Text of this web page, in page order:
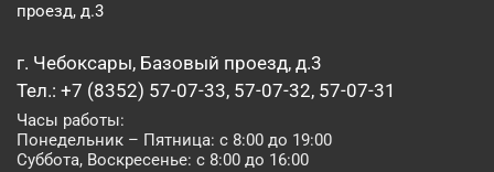
проезд, д.3
г. Чебоксары, Базовый проезд, д.3
Тел.: +7 (8352) 57-07-33, 57-07-32, 57-07-31
Часы работы:
Понедельник – Пятница: с 8:00 до 19:00
Суббота, Воскресенье: с 8:00 до 16:00